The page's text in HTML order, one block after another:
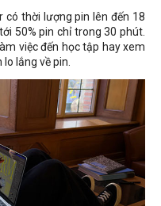
có thời lượng pin lên đến 18
50% pin chỉ trong 30 phút.
việc đến học tập hay xem
lắng về pin.